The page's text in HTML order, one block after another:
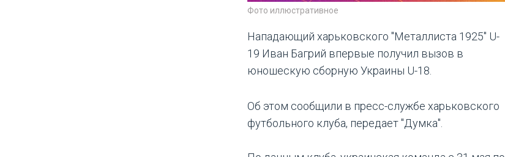
Фото иллюстративное
Нападающий харьковского "Металлиста 1925" U-
19 Иван Багрий впервые получил вызов в
юношескую сборную Украины U-18.
Об этом сообщили в пресс-службе харьковского
футбольного клуба, передает "Думка".